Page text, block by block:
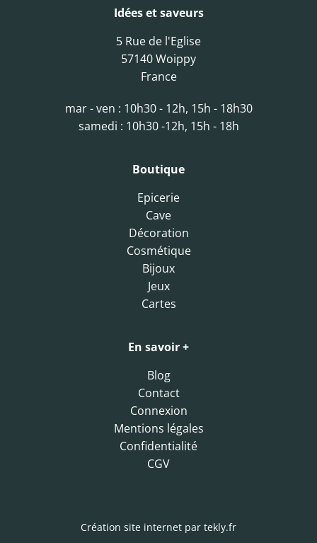
Idées et saveurs
5 Rue de l'Eglise
57140 Woippy
France
mar - ven : 10h30 - 12h, 15h - 18h30
samedi : 10h30 -12h, 15h - 18h
Boutique
Epicerie
Cave
Décoration
Cosmétique
Bijoux
Jeux
Cartes
En savoir +
Blog
Contact
Connexion
Mentions légales
Confidentialité
CGV
Création site internet par tekly.fr